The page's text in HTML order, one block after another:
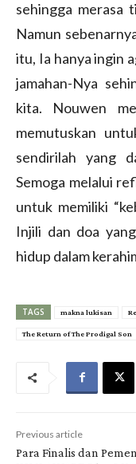
sehingga merasa
Namun
itu, Ia hanya ingin
jamahan-Nya
kita. Nouwen
memutuskan
sendirilah yang
Semoga melalui
untuk memiliki
Injili dan doa
hidup dalam
TAGS makna lukisan
The Return of The Prodigal Son
Previous article
Para Finalis dan